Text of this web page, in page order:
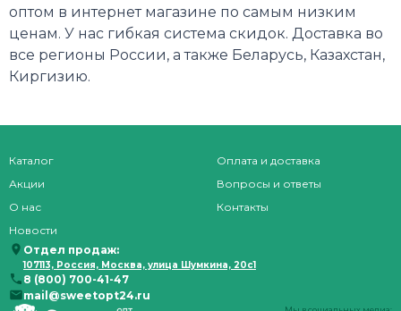
оптом в интернет магазине по самым низким
ценам. У нас гибкая система скидок. Доставка во
все регионы России, а также Беларусь, Казахстан,
Киргизию.
Каталог
Акции
О нас
Новости
Оплата и доставка
Вопросы и ответы
Контакты
Отдел продаж:
107113, Россия, Москва, улица Шумкина, 20с1
8 (800) 700-41-47
mail@sweetopt24.ru